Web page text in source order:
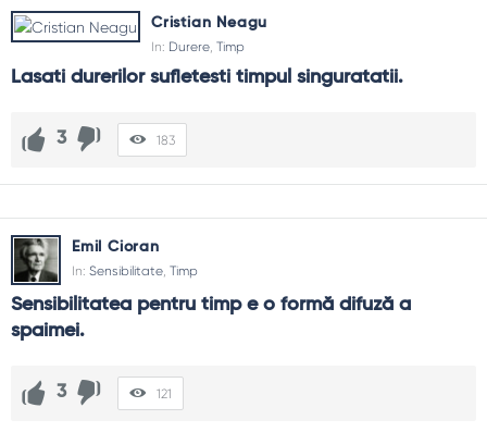
Cristian Neagu
In: Durere, Timp
Lasati durerilor sufletesti timpul singuratatii.
3 183
Emil Cioran
In: Sensibilitate, Timp
Sensibilitatea pentru timp e o formă difuză a
spaimei.
3 121